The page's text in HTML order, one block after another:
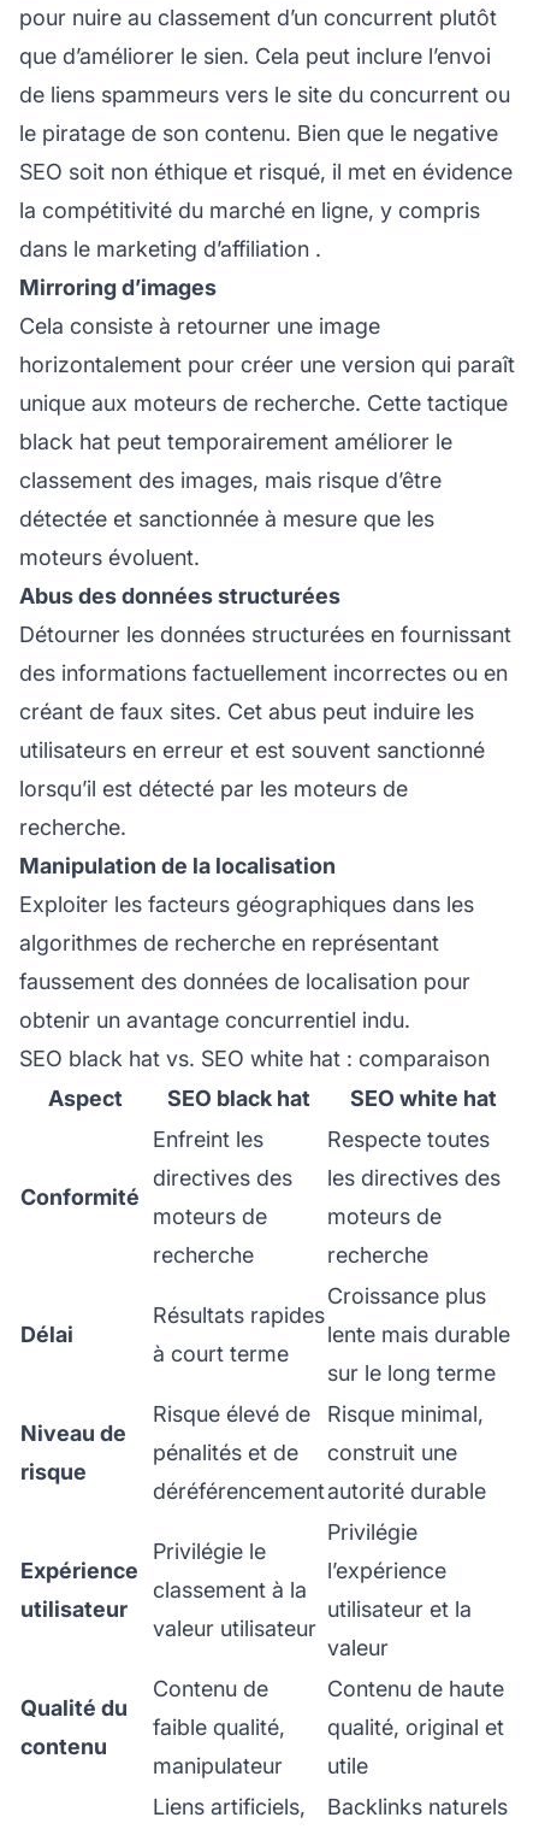
pour nuire au classement d’un concurrent plutôt
que d’améliorer le sien. Cela peut inclure l’envoi
de liens spammeurs vers le site du concurrent ou
le piratage de son contenu. Bien que le negative
SEO soit non éthique et risqué, il met en évidence
la compétitivité du marché en ligne, y compris
dans le marketing d’affiliation .
Mirroring d’images
Cela consiste à retourner une image
horizontalement pour créer une version qui paraît
unique aux moteurs de recherche. Cette tactique
black hat peut temporairement améliorer le
classement des images, mais risque d’être
détectée et sanctionnée à mesure que les
moteurs évoluent.
Abus des données structurées
Détourner les données structurées en fournissant
des informations factuellement incorrectes ou en
créant de faux sites. Cet abus peut induire les
utilisateurs en erreur et est souvent sanctionné
lorsqu’il est détecté par les moteurs de
recherche.
Manipulation de la localisation
Exploiter les facteurs géographiques dans les
algorithmes de recherche en représentant
faussement des données de localisation pour
obtenir un avantage concurrentiel indu.
SEO black hat vs. SEO white hat : comparaison
Aspect
SEO black hat SEO white hat
Conformité
Enfreint les
directives des
moteurs de
recherche
Respecte toutes
les directives des
moteurs de
recherche
Délai
Résultats rapides
à court terme
Croissance plus
lente mais durable
sur le long terme
Niveau de
risque
Risque élevé de
pénalités et de
déréférencement
Risque minimal,
construit une
autorité durable
Expérience
utilisateur
Privilégie le
classement à la
valeur utilisateur
Privilégie
l’expérience
utilisateur et la
valeur
Qualité du
contenu
Contenu de
faible qualité,
manipulateur
Contenu de haute
qualité, original et
utile
Liens artificiels,
Backlinks naturels